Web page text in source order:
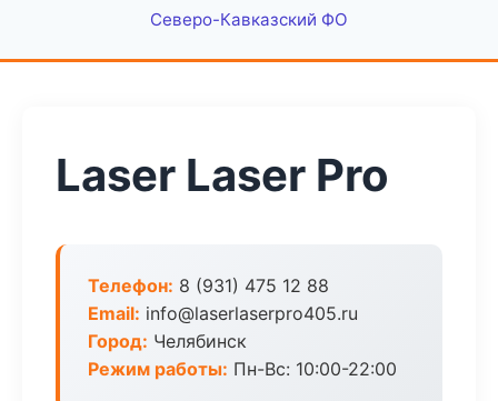
Северо-Кавказский ФО
Laser Laser Pro
Телефон: 8 (931) 475 12 88
Email: info@laserlaserpro405.ru
Город: Челябинск
Режим работы: Пн-Вс: 10:00-22:00